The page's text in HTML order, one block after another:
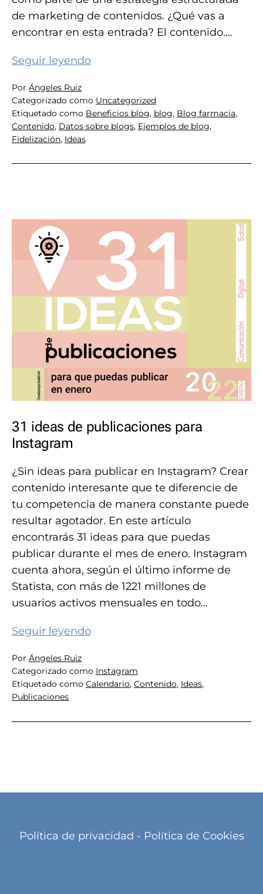
de marketing de contenidos. ¿Qué vas a
encontrar en esta entrada? El contenido.…
Seguir leyendoEl
herramienta
de
Por Ángeles Ruiz
Categorizado como Uncategorized
Etiquetado como Beneficios blog, blog, Blog farmacia,
Contenido, Datos sobre blogs, Ejemplos de blog,
Fidelización, Ideas
31 ideas de publicaciones para
Instagram
¿Sin ideas para publicar en Instagram? Crear
contenido interesante que te diferencie de
tu competencia de manera constante puede
resultar agotador. En este artículo
encontrarás 31 ideas para que puedas
publicar durante el mes de enero. Instagram
cuenta ahora, según el último informe de
Statista, con más de 1221 millones de
usuarios activos mensuales en todo…
Seguir leyendo31
publicaciones
Por Ángeles Ruiz
Categorizado como Instagram
Etiquetado como Calendario, Contenido, Ideas,
Publicaciones
Política de privacidad - Política de Cookies